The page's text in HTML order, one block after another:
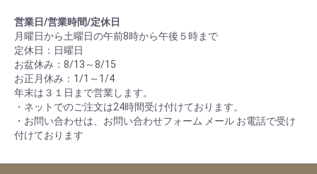
営業日/営業時間/定休日
月曜日から土曜日の午前8時から午後５時まで
定休日：日曜日
お盆休み：8/13～8/15
お正月休み：1/1～1/4
年末は３１日まで営業します。
・ネットでのご注文は24時間受け付けております。
・お問い合わせは、お問い合わせフォーム メール お電話で受け
付けております